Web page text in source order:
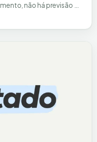
não há previsão de